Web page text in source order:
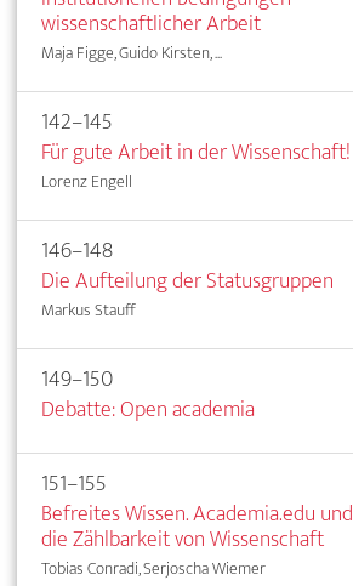
wissenschaftlicher Arbeit
Maja Figge, Guido Kirsten, ...
142–145
Für gute Arbeit in der Wissenschaft!
Lorenz Engell
146–148
Die Aufteilung der Statusgruppen
Markus Stauff
149–150
Debatte: Open academia
151–155
Befreites Wissen. Academia.edu und
die Zählbarkeit von Wissenschaft
Tobias Conradi, Serjoscha Wiemer